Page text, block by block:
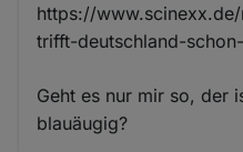
https://
trifft-deutschland-
Geht es nur mir so, der
blauäugig?